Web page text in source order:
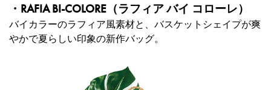
・RAFIA BI-COLORE（ラフィア バイ コローレ）
バイカラーのラフィア風素材と、バスケットシェイプが爽
やかで夏らしい印象の新作バッグ。